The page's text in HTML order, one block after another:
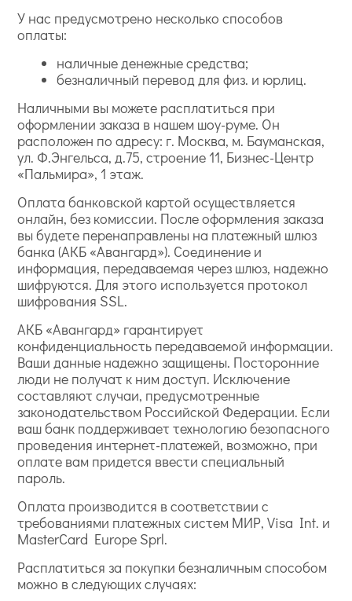
У нас предусмотрено несколько способов
оплаты:
наличные денежные средства;
безналичный перевод для физ. и юрлиц.
Наличными вы можете расплатиться при
оформлении заказа в нашем шоу-руме. Он
расположен по адресу: г. Москва, м. Бауманская,
ул. Ф.Энгельса, д.75, строение 11, Бизнес-Центр
«Пальмира», 1 этаж.
Оплата банковской картой осуществляется
онлайн, без комиссии. После оформления заказа
вы будете перенаправлены на платежный шлюз
банка (АКБ «Авангард»). Соединение и
информация, передаваемая через шлюз, надежно
шифруются. Для этого используется протокол
шифрования SSL.
АКБ «Авангард» гарантирует
конфиденциальность передаваемой информации.
Ваши данные надежно защищены. Посторонние
люди не получат к ним доступ. Исключение
составляют случаи, предусмотренные
законодательством Российской Федерации. Если
ваш банк поддерживает технологию безопасного
проведения интернет-платежей, возможно, при
оплате вам придется ввести специальный
пароль.
Оплата производится в соответствии с
требованиями платежных систем МИР, Visa Int. и
MasterCard Europe Sprl.
Расплатиться за покупки безналичным способом
можно в следующих случаях: